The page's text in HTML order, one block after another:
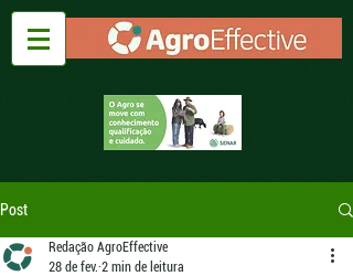
Post
Redação AgroEffective
28 de fev. 2 min de leitura